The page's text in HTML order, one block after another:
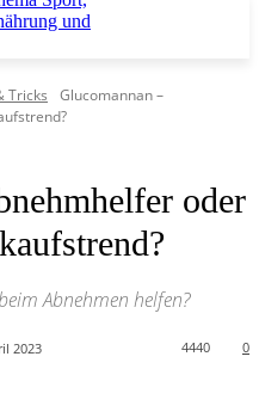
Tricks
Glucomannan –
oder
Abnehmen helfen?
2023 0
4440